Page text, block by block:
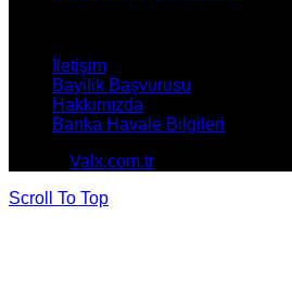
İletişim
Bayilik Başvurusu
Hakkımızda
Banka Havale Bilgileri
Valx.com.tr. All rights reserved
Scroll To Top